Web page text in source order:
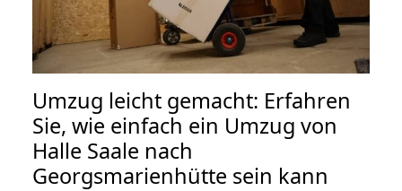
Umzug leicht gemacht: Erfahren
Sie, wie einfach ein Umzug von
Halle Saale nach
Georgsmarienhütte sein kann